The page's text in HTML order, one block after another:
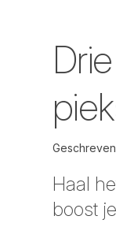
Haal
boost